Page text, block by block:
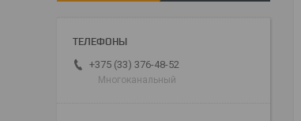
+375 (33) 376-48-52
Многоканальный